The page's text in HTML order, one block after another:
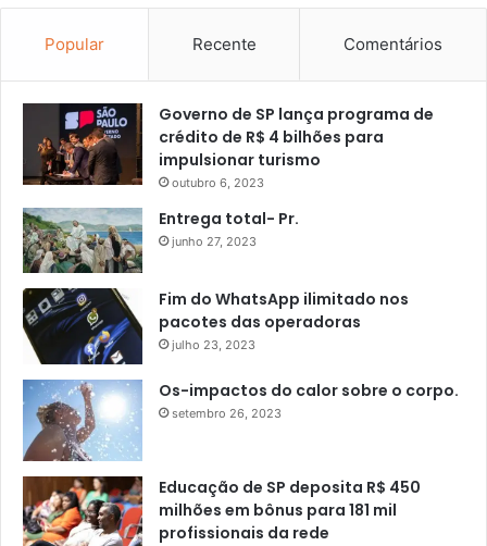
Popular Recente Comentários
Governo de SP lança programa de
crédito de R$ 4 bilhões para
impulsionar turismo
outubro 6, 2023
Entrega total- Pr.
junho 27, 2023
Fim do WhatsApp ilimitado nos
pacotes das operadoras
julho 23, 2023
Os-impactos do calor sobre o corpo.
setembro 26, 2023
Educação de SP deposita R$ 450
milhões em bônus para 181 mil
profissionais da rede